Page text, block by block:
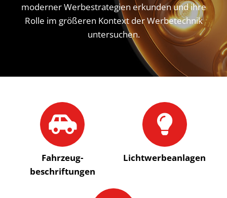
moderner Werbestrategien erkunden und ihre
Rolle im größeren Kontext der Werbetechnik
untersuchen.
Fahrzeug­
beschriftungen
Licht­werbe­anlagen